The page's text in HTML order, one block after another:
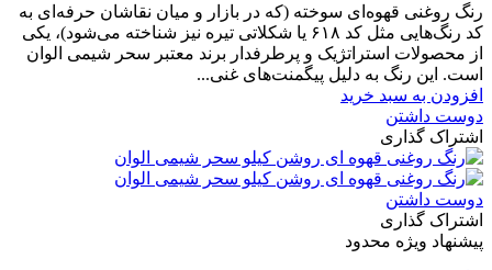
رنگ روغنی قهوه‌ای سوخته (که در بازار و میان نقاشان حرفه‌ای به
کد رنگ‌هایی مثل کد ۶۱۸ یا شکلاتی تیره نیز شناخته می‌شود)، یکی
از محصولات استراتژیک و پرطرفدار برند معتبر سحر شیمی الوان
است. این رنگ به دلیل پیگمنت‌های غنی...
افزودن به سبد خرید
دوست داشتن
اشتراک گذاری
دوست داشتن
اشتراک گذاری
پیشنهاد ویژه محدود